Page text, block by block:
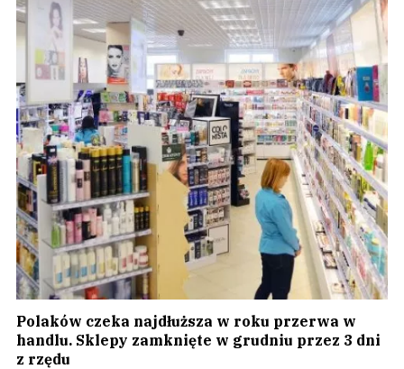
Polaków czeka najdłuższa w roku przerwa w
handlu. Sklepy zamknięte w grudniu przez 3 dni
z rzędu